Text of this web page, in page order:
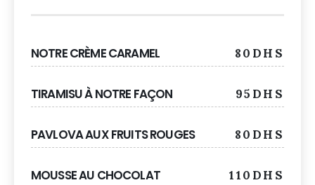
NOTRE CRÈME CARAMEL 80DHS
TIRAMISU À NOTRE FAÇON 95DHS
PAVLOVA AUX FRUITS ROUGES 80DHS
MOUSSE AU CHOCOLAT 110DHS